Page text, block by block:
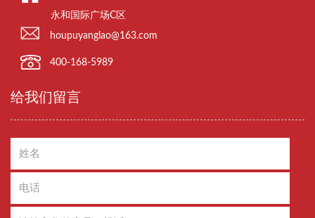
永和国际广场C区
houpuyanglao@163.com
400-168-5989
给我们留言